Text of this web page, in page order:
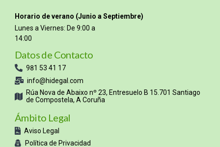
Horario de verano (Junio a Septiembre)
Lunes a Viernes: De 9:00 a
14:00
Datos de Contacto
981 53 41 17
info@hidegal.com
Rúa Nova de Abaixo nº 23, Entresuelo B 15.701 Santiago
de Compostela, A Coruña
Ámbito Legal
Aviso Legal
Política de Privacidad